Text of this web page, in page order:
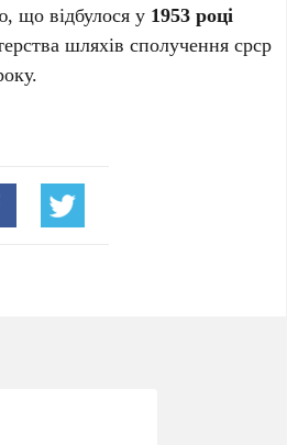
що відбулося у 1953 році
шляхів сполучення срср